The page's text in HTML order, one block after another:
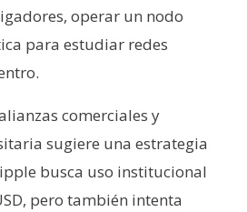
operar un nodo
para estudiar redes
comerciales y
sugiere una estrategia
busca uso institucional
pero también intenta